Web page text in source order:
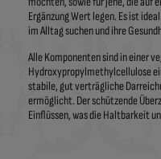
Ergänzung Wert legen. Es ist
im Alltag suchen und ihre
Alle Komponenten sind in einer
Hydroxypropylmethylcellulose
stabile, gut verträgliche
ermöglicht. Der schützende
Einflüssen, was die Haltbarkeit